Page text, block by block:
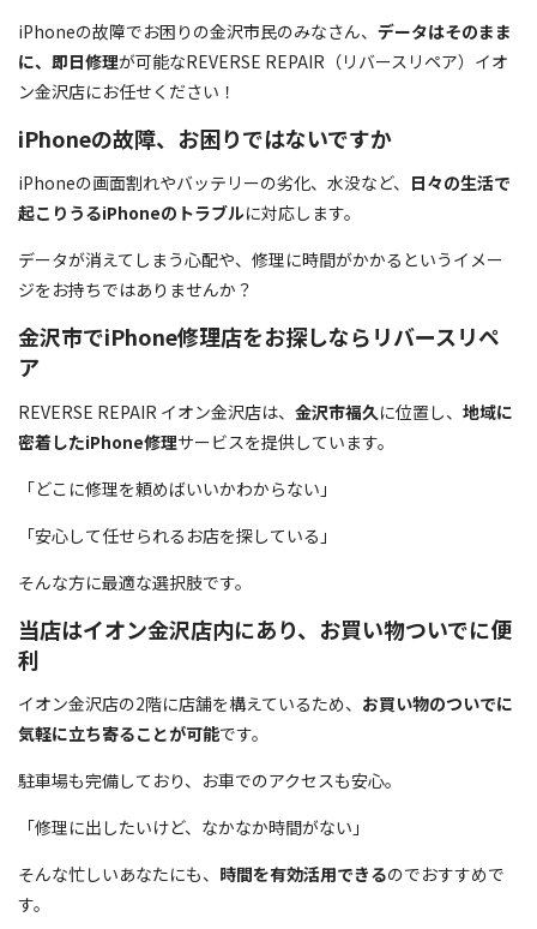
iPhoneの故障でお困りの金沢市民のみなさん、 データはそのまま
に、即日修理が可能なREVERSE REPAIR（リバースリペア）イオ
ン金沢店にお任せください！
iPhoneの故障、お困りではないですか
iPhoneの画面割れやバッテリーの劣化、水没など、 日々の生活で
起こりうるiPhoneのトラブルに対応します。
データが消えてしまう心配や、修理に時間がかかるというイメー
ジをお持ちではありませんか？
金沢市でiPhone修理店をお探しならリバースリペ
ア
REVERSE REPAIR イオン金沢店は、 金沢市福久 に位置し、 地域に
密着したiPhone修理サービスを提供しています。
「どこに修理を頼めばいいかわからない」
「安心して任せられるお店を探している」
そんな方に最適な選択肢です。
当店はイオン金沢店内にあり、お買い物ついでに便
利
イオン金沢店の2階に店舗を構えているため、 お買い物のついでに
気軽に立ち寄ることが可能です。
駐車場も完備しており、お車でのアクセスも安心。
「修理に出したいけど、なかなか時間がない」
そんな忙しいあなたにも、 時間を有効活用できるのでおすすめで
す。